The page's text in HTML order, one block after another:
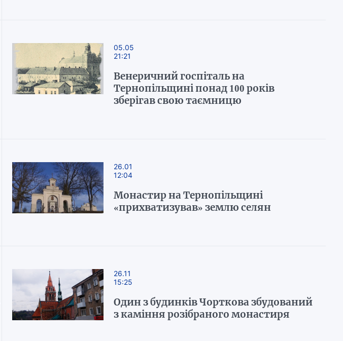
05.05
21:21
Венеричний госпіталь на
Тернопільщині понад 100 років
зберігав свою таємницю
26.01
12:04
Монастир на Тернопільщині
«прихватизував» землю селян
26.11
15:25
Один з будинків Чорткова збудований
з каміння розібраного монастиря